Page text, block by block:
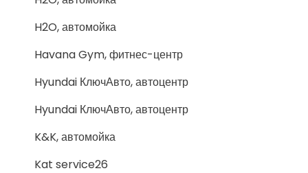
H2O, автомойка
Havana Gym, фитнес-центр
Hyundai КлючАвто, автоцентр
Hyundai КлючАвто, автоцентр
K&K, автомойка
Kat service26